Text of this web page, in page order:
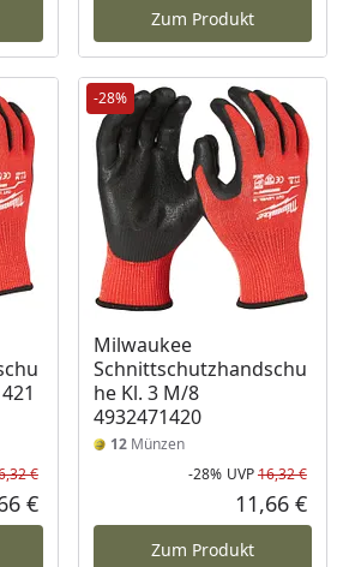
Zum Produkt
Rabatt in Prozent
Ursprünglicher Preis
€
Aktueller Preis
€
-28%
Milwaukee
Schnittschutzhandschu
he Kl. 3 M/8
4932471420
12Münzen
-28% UVP16,32 €
11,66 €
Zum Produkt